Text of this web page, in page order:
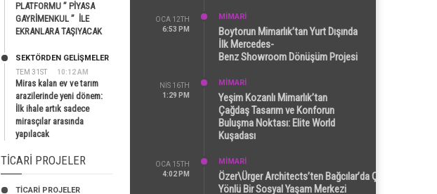
PLATFORMU ” PİYASA
GAYRİMENKUL ” İLE
EKRANLARA TAŞIYACAK
TEM 31ST 10:12 AM
SEKTÖRDEN GELIŞMELER
Miras kalan ev ve tarım
arazilerinde yeni dönem:
İlk ihale artık sadece
mirasçılar arasında
yapılacak
TICARI PROJELER
TİCARİ PROJELER
OCA 12TH
6:53 PM
MİMARİ
Boytorun Mimarlık’tan Yurt Dışında
İlk Mercedes-
Benz Showroom Dönüşüm Projesi
NIS 16TH
1:29 PM
MİMARİ
Yeşim Kozanlı Mimarlık’tan
Çağdaş Tasarım ve Konforun
Buluşma Noktası: Elite World
Kuşadası
OCA 15TH
4:02 PM
MİMARİ
Özer\Ürger Architects’ten Bağcılar’da Çok
Yönlü Bir Sosyal Yaşam Merkezi